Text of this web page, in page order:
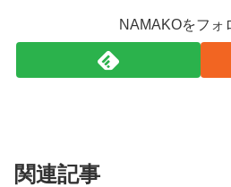
NAMAKOをフォ
関連記事